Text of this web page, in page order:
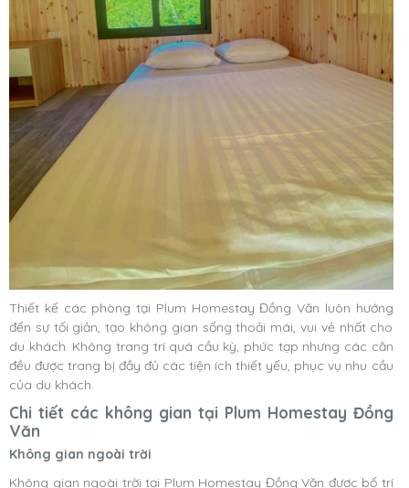
Thiết kế các phòng tại Plum Homestay Đồng Văn luôn hướng
đến sự tối giản, tạo không gian sống thoải mái, vui vẻ nhất cho
du khách. Không trang trí quá cầu kỳ, phức tạp nhưng các căn
đều được trang bị đầy đủ các tiện ích thiết yếu, phục vụ nhu cầu
của du khách.
Chi tiết các không gian tại Plum Homestay Đồng
Văn
Không gian ngoài trời
Không gian ngoài trời tại Plum Homestay Đồng Văn được bố trí